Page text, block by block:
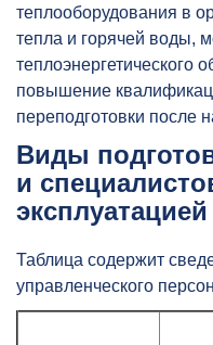
теплооборудования в
тепла и горячей воды,
теплоэнергетического
повышение
переподготовки после
Виды
и
Таблица содержит
управленческого